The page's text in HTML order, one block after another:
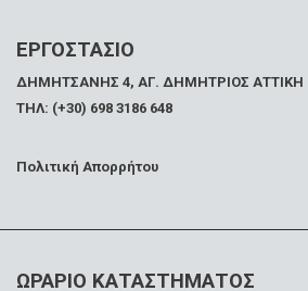
ΕΡΓΟΣΤΑΣΙΟ
ΔΗΜΗΤΣΑΝΗΣ 4, ΑΓ. ΔΗΜΗΤΡΙΟΣ ΑΤΤΙΚΗ
ΤΗΛ: (+30) 698 3186 648
Πολιτική Απορρήτου
ΩΡΑΡΙΟ ΚΑΤΑΣΤΗΜΑΤΟΣ